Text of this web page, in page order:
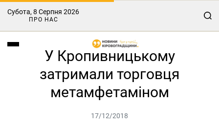
Субота, 8 Серпня 2026
ПРО НАС
У Кропивницькому
затримали торговця
метамфетаміном
17/12/2018